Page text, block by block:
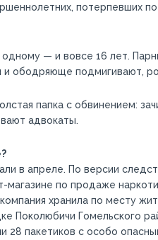
потерпевших
— и вовсе 16 лет.
ободряюще подмигивают,
папка с обвинением:
адвокаты.
в апреле. По версии
магазине по продаже
хранила по месту
Поколюбичи Гомельского
28 пакетиков с особо